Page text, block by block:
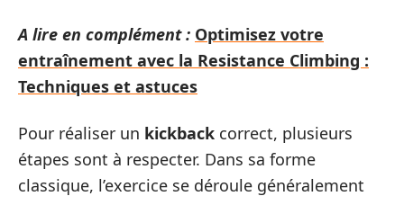
A lire en complément : Optimisez votre
entraînement avec la Resistance Climbing :
Techniques et astuces
Pour réaliser un kickback correct, plusieurs
étapes sont à respecter. Dans sa forme
classique, l’exercice se déroule généralement